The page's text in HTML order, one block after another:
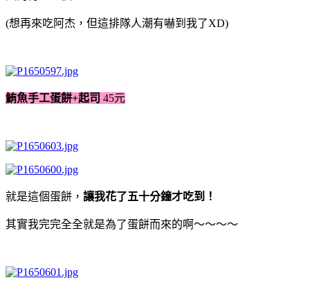
(想再來吃阿杰，但這排隊人潮有嚇到我了XD)
鮪魚手工蛋餅+起司 45元
就是這個蛋餅， 讓我花了五十分鐘才吃到！
其實我完完全全就是為了蛋餅而來的啊～～～～